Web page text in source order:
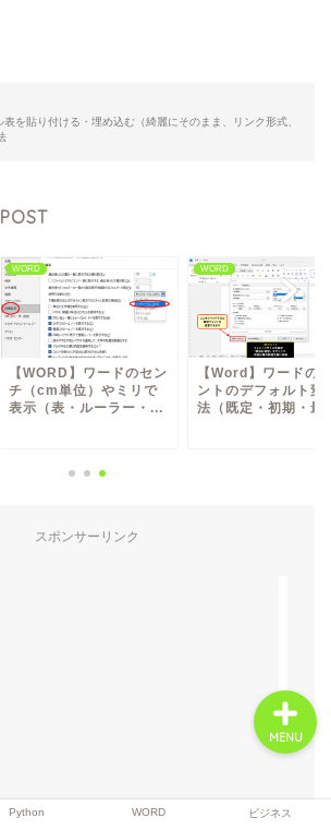
表を貼り付ける・埋め込む（綺麗にそのまま、リンク形式、
WORD
【WORD】ワードのセン
チ（cm単位）やミリで
表示（表・ルーラー・...
WORD
【Word】ワードの
ントのデフォルト変
法（既定・初期・最
スポンサーリンク
Python WORD ビジネス
MENU